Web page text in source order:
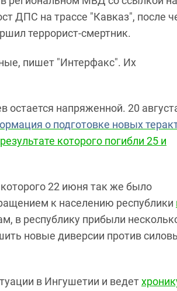
ДПС на трассе "Кавказ", после
террорист-смертник.
пишет "Интерфакс". Их
напряженной. 20
о подготовке новых
которого погибли 25 и
которого 22 июня так же было
к населению республики
в республику прибыли
новые диверсии против
в Ингушетии и ведет